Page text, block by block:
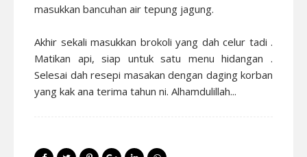
masukkan bancuhan air tepung jagung.
Akhir sekali masukkan brokoli yang dah celur tadi .
Matikan api, siap untuk satu menu hidangan .
Selesai dah resepi masakan dengan daging korban
yang kak ana terima tahun ni. Alhamdulillah...